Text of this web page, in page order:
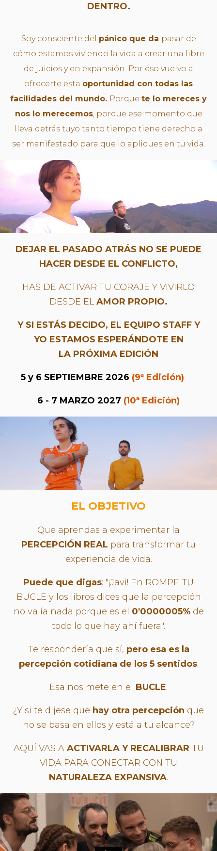
DENTRO.
Soy consciente del pánico que da pasar de
cómo estamos viviendo la vida a crear una libre
de juicios y en expansión. Por eso vuelvo a
ofrecerte esta oportunidad con todas las
facilidades del mundo. Porque te lo mereces y
nos lo merecemos, porque ese momento que
lleva detrás tuyo tanto tiempo tiene derecho a
ser manifestado para que lo apliques en tu vida.
DEJAR EL PASADO ATRÁS NO SE PUEDE
HACER DESDE EL CONFLICTO,
HAS DE ACTIVAR TU CORAJE Y VIVIRLO
DESDE ELAMOR PROPIO.
Y SI ESTÁS DECIDO, EL EQUIPO STAFF Y
YO ESTAMOS ESPERÁNDOTE EN
LA PRÓXIMA EDICIÓN
5 y 6 SEPTIEMBRE 2026 (9ª Edición)
6 - 7 MARZO 2027 (10ª Edición)
EL OBJETIVO
Que aprendas a experimentar la
PERCEPCIÓN REAL para transformar tu
experiencia de vida.
Puede que digas: "¡Javi! En ROMPE TU
BUCLE y los libros dices que la percepción
no valía nada porque es el 0'0000005%de
todo lo que hay ahí fuera".
Te respondería que sí, pero esa es la
percepción cotidiana de los 5 sentidos.
Esa nos mete en el BUCLE.
¿Y si te dijese que hay otra percepción que
no se basa en ellos y está a tu alcance?
AQUÍ VAS A ACTIVARLA Y RECALIBRAR TU
VIDA PARA CONECTAR CON TU
NATURALEZA EXPANSIVA.